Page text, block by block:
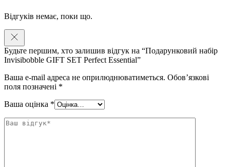
Відгуків немає, поки що.
Будьте першим, хто залишив відгук на “Подарунковий набір
Invisibobble GIFT SET Perfect Essential”
Ваша e-mail адреса не оприлюднюватиметься. Обов’язкові
поля позначені *
Ваша оцінка *